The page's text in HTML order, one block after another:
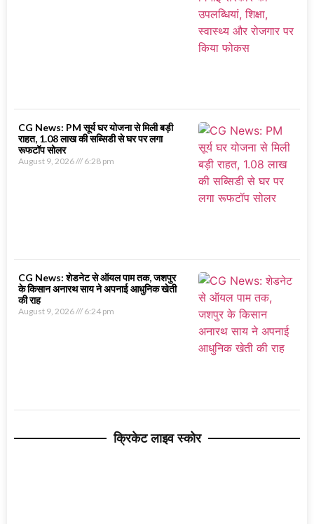
CG News: PM सूर्य घर योजना से मिली बड़ी
राहत, 1.08 लाख की सब्सिडी से घर पर लगा
रूफटॉप सोलर
August 9, 2026 6:28 pm
CG News: शेडनेट से ऑयल पाम तक, जशपुर
के किसान अनारथ साय ने अपनाई आधुनिक खेती
की राह
August 9, 2026 6:24 pm
क्रिकेट लाइव स्कोर